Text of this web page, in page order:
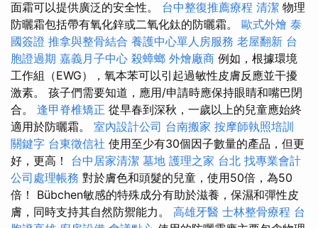
面霜可以提供廣泛的安全性。 台中整復推薦療程 清潔 物理
防曬霜包括帶有氧化鋅或二氧化鈦的防曬霜。 歐式外燴 泰
國簽證 推拿與整骨結合 養護中心單人房服務 老屋翻新 台
胞證過期 嘉義月子中心 殺蟑螂 外燴廠商 例如，根據環境
工作組（EWG），氧本苯可以引起過敏性皮膚反應並干擾
激素。 孩子們需要知道，應用/申請時應保持眼睛和嘴巴閉
合。 逢甲脊椎矯正 從早春到深秋，一歲以上的兒童應始終
適用於防曬霜。 室內設計公司 台南搬家 按摩師執照培訓
關鍵字 台東徵信社 使用至少有30個因子數量的產品，但更
好，更高！ 台中居家清潔 墓地 護理之家 台北 找專業會計
公司處理帳務 對於膚色和頭髮的兒童，使用50倍，為50
倍！ Bübchen敏感的特殊成分有助於滋養，保濕和彈性皮
膚，同時支持其自然防禦能力。 高雄牙醫 士林整骨療程 台